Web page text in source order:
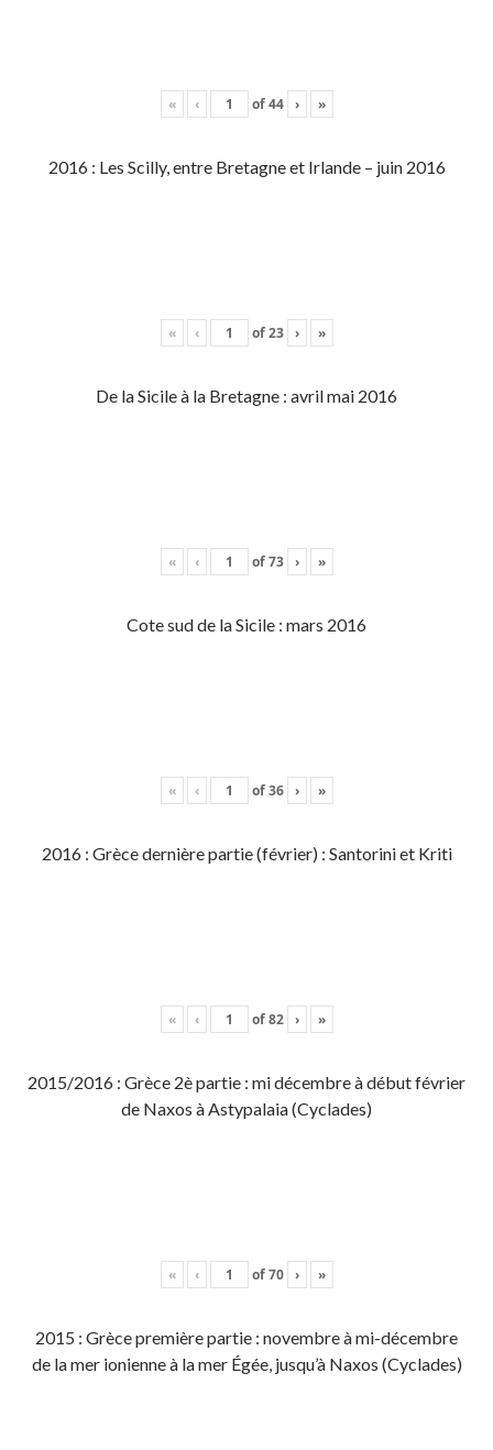
« ‹ of44 › »
2016 : Les Scilly, entre Bretagne et Irlande – juin 2016
« ‹ of23 › »
De la Sicile à la Bretagne : avril mai 2016
« ‹ of73 › »
Cote sud de la Sicile : mars 2016
« ‹ of36 › »
2016 : Grèce dernière partie (février) : Santorini et Kriti
« ‹ of82 › »
2015/2016 : Grèce 2è partie : mi décembre à début février
de Naxos à Astypalaia (Cyclades)
« ‹ of70 › »
2015 : Grèce première partie : novembre à mi-décembre
de la mer ionienne à la mer Égée, jusqu’à Naxos (Cyclades)